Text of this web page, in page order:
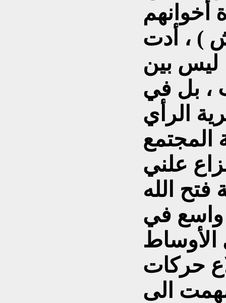
أخوانهم
) ، أدت
ليس بين
، بل في
الرأي
المجتمع
علني
فتح الله
واسع في
الأوساط
حركات
الى